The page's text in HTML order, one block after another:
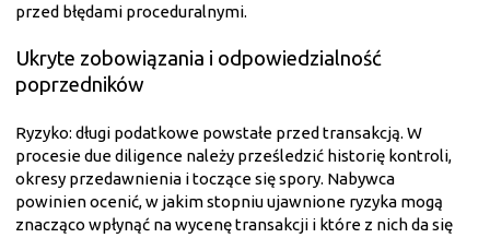
przed błędami proceduralnymi.
Ukryte zobowiązania i odpowiedzialność
poprzedników
Ryzyko: długi podatkowe powstałe przed transakcją. W
procesie due diligence należy prześledzić historię kontroli,
okresy przedawnienia i toczące się spory. Nabywca
powinien ocenić, w jakim stopniu ujawnione ryzyka mogą
znacząco wpłynąć na wycenę transakcji i które z nich da się